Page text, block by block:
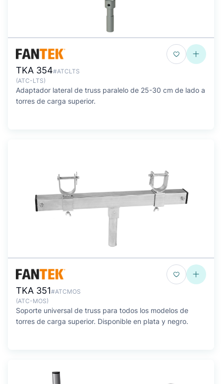
TKA 354#ATCLTS
(ATC-LTS)
Adaptador lateral de truss paralelo de 25-30 cm de lado a
torres de carga superior.
TKA 351#ATCMOS
(ATC-MOS)
Soporte universal de truss para todos los modelos de
torres de carga superior. Disponible en plata y negro.